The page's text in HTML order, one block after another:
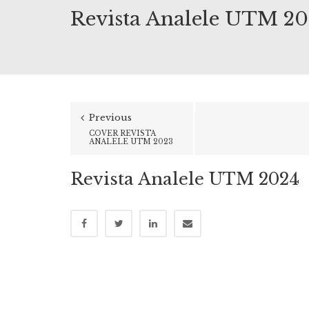
Revista Analele UTM
Previous
COVER REVISTA
ANALELE UTM 2023
Revista Analele UTM 2024